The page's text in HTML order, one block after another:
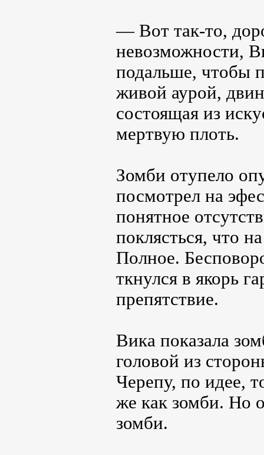
— Вот так-то,
невозможности,
подальше, чтобы
живой аурой,
состоящая из
мертвую плоть.
Зомби отупело
посмотрел на
понятное
поклясться, что
Полное.
ткнулся в якорь
препятствие.
Вика показала
головой из
Черепу, по идее,
же как зомби. Но
зомби.